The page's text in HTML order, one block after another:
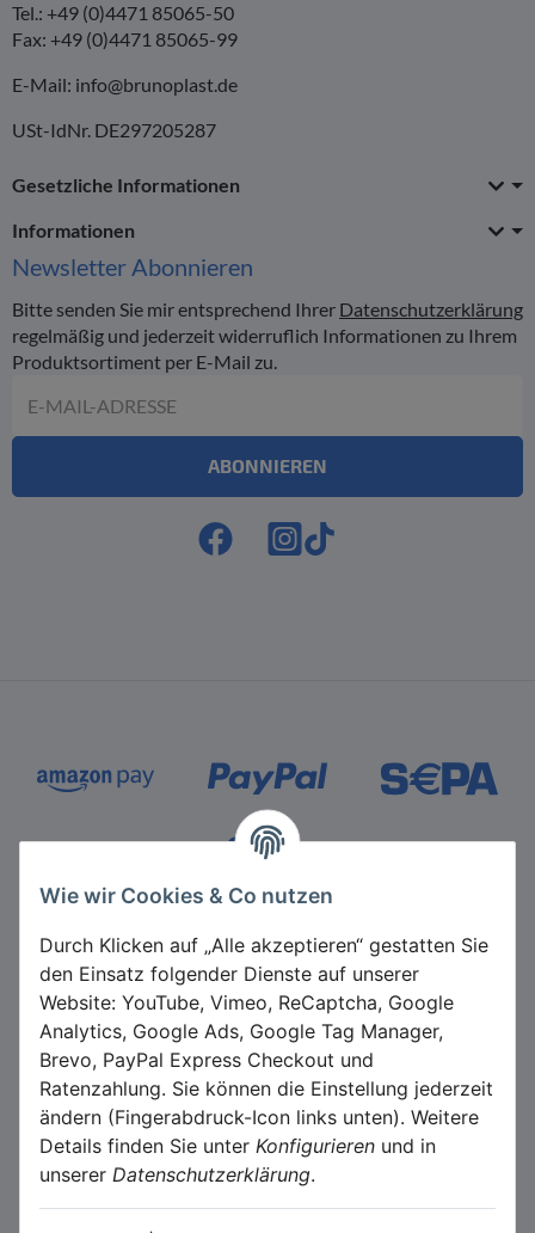
Wie wir Cookies & Co nutzen
Durch Klicken auf „Alle akzeptieren“ gestatten Sie
den Einsatz folgender Dienste auf unserer
Website: YouTube, Vimeo, ReCaptcha, Google
Analytics, Google Ads, Google Tag Manager,
Brevo, PayPal Express Checkout und
Ratenzahlung. Sie können die Einstellung jederzeit
ändern (Fingerabdruck-Icon links unten). Weitere
Details finden Sie unter Konfigurieren und in
unserer Datenschutzerklärung.
Tel.: +49 (0)4471 85065-50
Fax: +49 (0)4471 85065-99
E-Mail: info@brunoplast.de
USt-IdNr. DE297205287
Gesetzliche Informationen
Informationen
NewsletterAbonnieren
Bitte senden Sie mir entsprechend Ihrer Datenschutzerklärung
regelmäßig und jederzeit widerruflich Informationen zu Ihrem
Produktsortiment per E-Mail zu.
ABONNIEREN
Zahlungsmethoden
*Alle Preise inkl. gesetzlicher USt., zzgl.
Datenschutz-Einstellungen
VERTRAG WIDERRUFEN